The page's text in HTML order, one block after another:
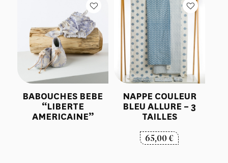
BABOUCHES BEBE
“LIBERTE
AMERICAINE”
NAPPE COULEUR
BLEU ALLURE – 3
TAILLES
65,00€